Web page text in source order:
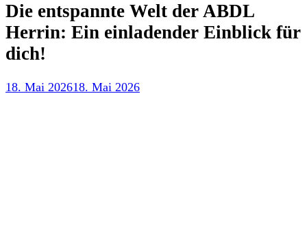
Die entspannte Welt der ABDL
Herrin: Ein einladender Einblick für
dich!
18. Mai 202618. Mai 2026